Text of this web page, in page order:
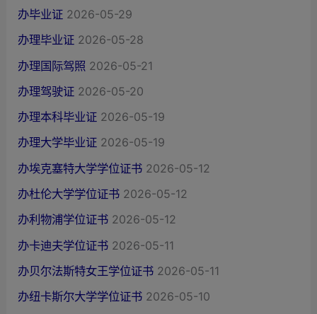
办毕业证 2026-05-29
办理毕业证 2026-05-28
办理国际驾照 2026-05-21
办理驾驶证 2026-05-20
办理本科毕业证 2026-05-19
办理大学毕业证 2026-05-19
办埃克塞特大学学位证书 2026-05-12
办杜伦大学学位证书 2026-05-12
办利物浦学位证书 2026-05-12
办卡迪夫学位证书 2026-05-11
办贝尔法斯特女王学位证书 2026-05-11
办纽卡斯尔大学学位证书 2026-05-10